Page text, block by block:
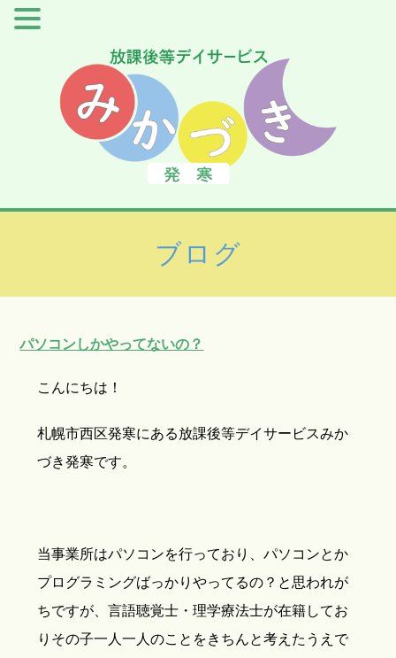
ブログ
パソコンしかやってないの？
こんにちは！
札幌市西区発寒にある放課後等デイサービスみか
づき発寒です。
当事業所はパソコンを行っており、パソコンとか
プログラミングばっかりやってるの？と思われが
ちですが、言語聴覚士・理学療法士が在籍してお
りその子一人一人のことをきちんと考えたうえで